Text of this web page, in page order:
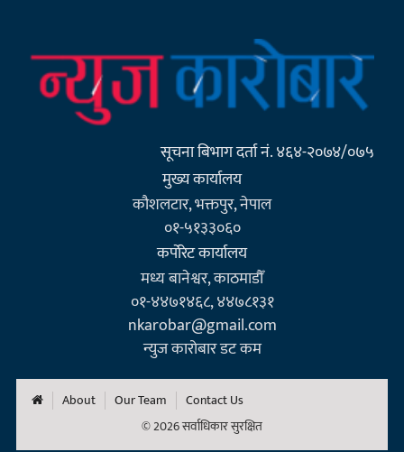
सूचना बिभाग दर्ता नं. ४६४-२०७४/०७५
मुख्य कार्यालय
कौशलटार, भक्तपुर, नेपाल
०१-५१३३०६०
कर्पाेरेट कार्यालय
मध्य बानेश्वर, काठमाडौँ
०१-४४७१४६८, ४४७८१३१
nkarobar@gmail.com
न्युज कारोबार डट कम
About Our Team
Contact Us
© 2026 सर्वाधिकार सुरक्षित